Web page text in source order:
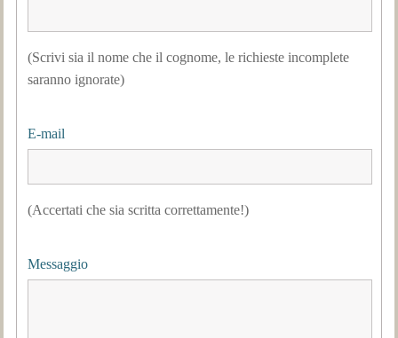
(Scrivi sia il nome che il cognome, le richieste incomplete
saranno ignorate)
E-mail
(Accertati che sia scritta correttamente!)
Messaggio